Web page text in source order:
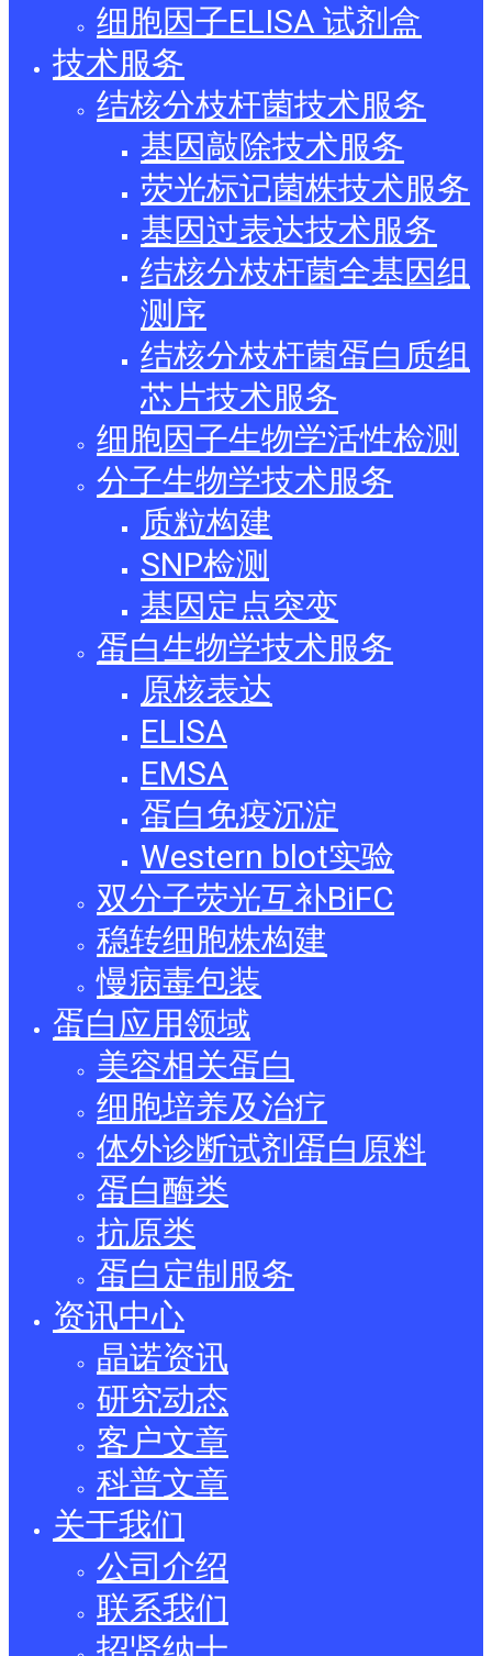
细胞因子ELISA 试剂盒
技术服务
结核分枝杆菌技术服务
基因敲除技术服务
荧光标记菌株技术服务
基因过表达技术服务
结核分枝杆菌全基因组
测序
结核分枝杆菌蛋白质组
芯片技术服务
细胞因子生物学活性检测
分子生物学技术服务
质粒构建
SNP检测
基因定点突变
蛋白生物学技术服务
原核表达
ELISA
EMSA
蛋白免疫沉淀
Western blot实验
双分子荧光互补BiFC
稳转细胞株构建
慢病毒包装
蛋白应用领域
美容相关蛋白
细胞培养及治疗
体外诊断试剂蛋白原料
蛋白酶类
抗原类
蛋白定制服务
资讯中心
晶诺资讯
研究动态
客户文章
科普文章
关于我们
公司介绍
联系我们